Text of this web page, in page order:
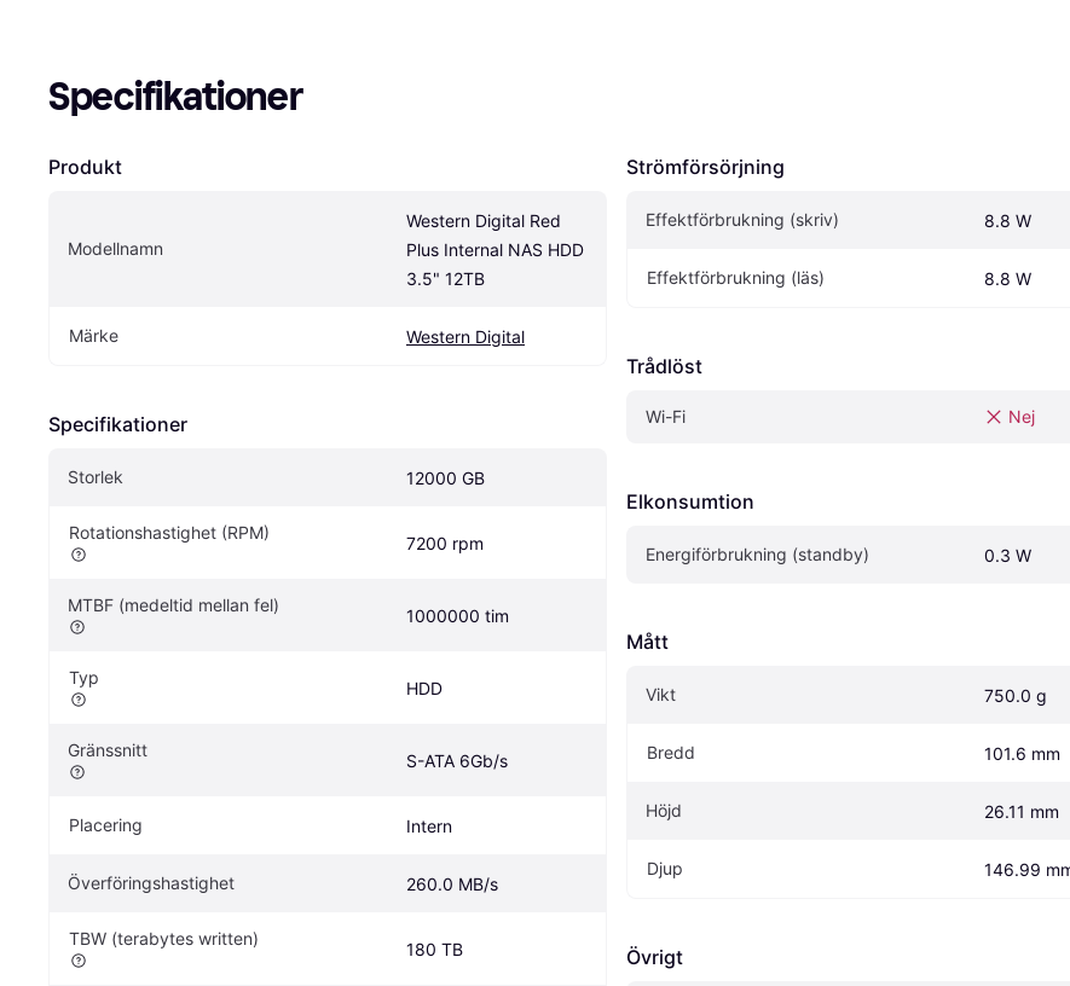
Specifikationer
Produkt
Modellnamn
Western Digital Red
Plus Internal NAS HDD
3.5" 12TB
Märke Western Digital
Specifikationer
Storlek 12000 GB
Rotationshastighet (RPM)
7200 rpm
MTBF (medeltid mellan fel)
1000000 tim
Typ
HDD
Gränssnitt
S-ATA 6Gb/s
Placering Intern
Överföringshastighet 260.0 MB/s
TBW (terabytes written)
180 TB
Strömförsörjning
Effektförbrukning (skriv) 8.8 W
Effektförbrukning (läs) 8.8 W
Trådlöst
Wi-Fi Nej
Elkonsumtion
Energiförbrukning (standby) 0.3 W
Mått
Vikt 750.0 g
Bredd 101.6 mm
Höjd 26.11 mm
Djup 146.99
Övrigt